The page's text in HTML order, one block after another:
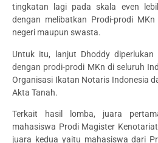
tingkatan lagi pada skala even
dengan melibatkan Prodi-prodi
negeri maupun swasta.
Untuk itu, lanjut Dhoddy diperlukan
dengan prodi-prodi MKn di seluruh
Organisasi Ikatan Notaris Indonesia
Akta Tanah.
Terkait hasil lomba, juara
mahasiswa Prodi Magister
juara kedua yaitu mahasiswa dari